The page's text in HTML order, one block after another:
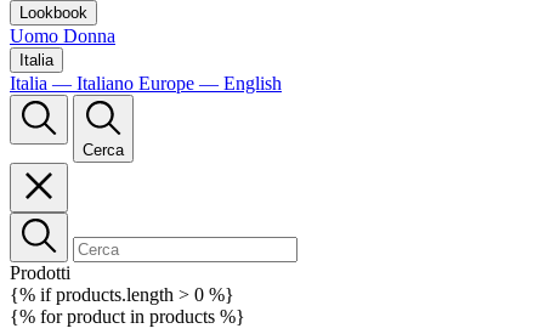
Lookbook
Uomo Donna
Italia
Italia — Italiano Europe — English
Cerca
Prodotti
{% if products.length > 0 %}
{% for product in products %}